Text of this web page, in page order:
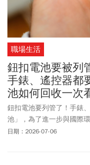
職場生活
鈕扣電池要被列
手錶、遙控器都
池如何回收一次
鈕扣電池要列管了！手錶
池」，為了進一步與國際
成的潛在威脅。環境部
日期：2026-07-06